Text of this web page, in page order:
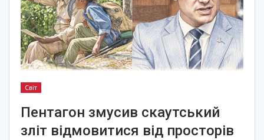
Світ
Пентагон змусив скаутський
зліт відмовитися від просторів